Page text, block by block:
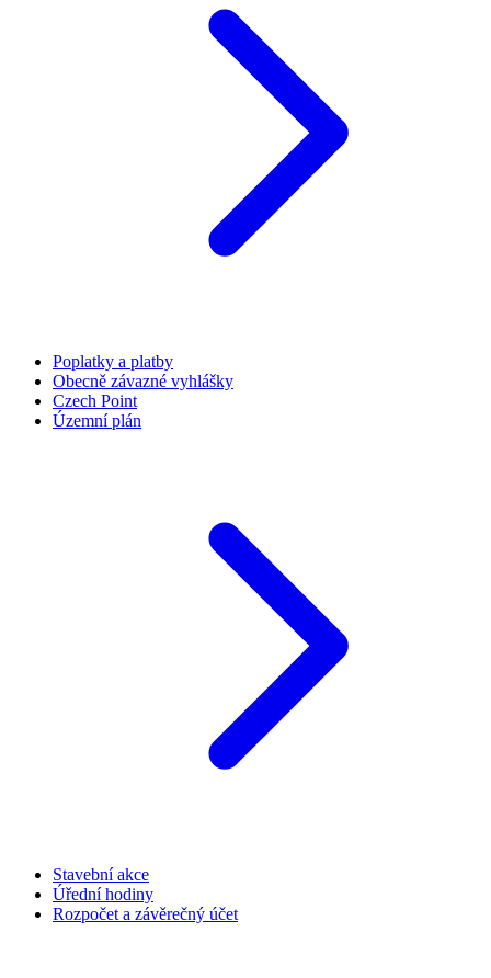
Poplatky a platby
Obecně závazné vyhlášky
Czech Point
Územní plán
Stavební akce
Úřední hodiny
Rozpočet a závěrečný účet